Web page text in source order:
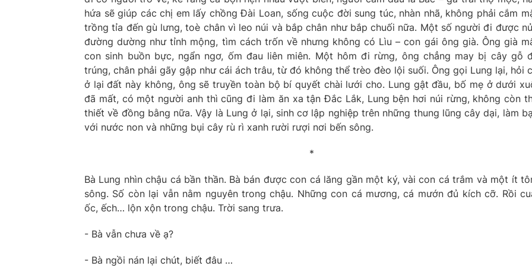
hứa sẽ giúp các chị em lấy chồng Đài Loan, sống cuộc đời sung túc, nhàn nhã, không phải cắm
trồng tỉa đến gù lưng, toè chân vì leo núi và bắp chân như bắp chuối nữa. Một số người đi được
đường dường như tỉnh mộng, tìm cách trốn về nhưng không có Lìu – con gái ông già. Ông già
con sinh buồn bực, ngẩn ngơ, ốm đau liên miên. Một hôm đi rừng, ông chẳng may bị cây gỗ
trúng, chân phải gãy gập như cái ách trâu, từ đó không thể trèo đèo lội suối. Ông gọi Lung lại, hỏi
ở lại đất này không, ông sẽ truyền toàn bộ bí quyết chài lưới cho. Lung gật đầu, bố mẹ ở dưới
đã mất, có một người anh thì cũng đi làm ăn xa tận Đắc Lắk, Lung bện hơi núi rừng, không còn
thiết về đồng bằng nữa. Vậy là Lung ở lại, sinh cơ lập nghiệp trên những thung lũng cây dại, làm
với nước non và những bụi cây rù rì xanh rười rượi nơi bến sông.
*
Bà Lung nhìn chậu cá bần thần. Bà bán được con cá lăng gần một ký, vài con cá trắm và một ít
sông. Số còn lại vẫn nằm nguyên trong chậu. Những con cá mương, cá mướn đủ kích cỡ. Rồi
ốc, ếch… lộn xộn trong chậu. Trời sang trưa.
- Bà vẫn chưa về ạ?
- Bà ngồi nán lại chút, biết đâu …